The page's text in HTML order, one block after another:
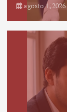
agosto 1, 2026